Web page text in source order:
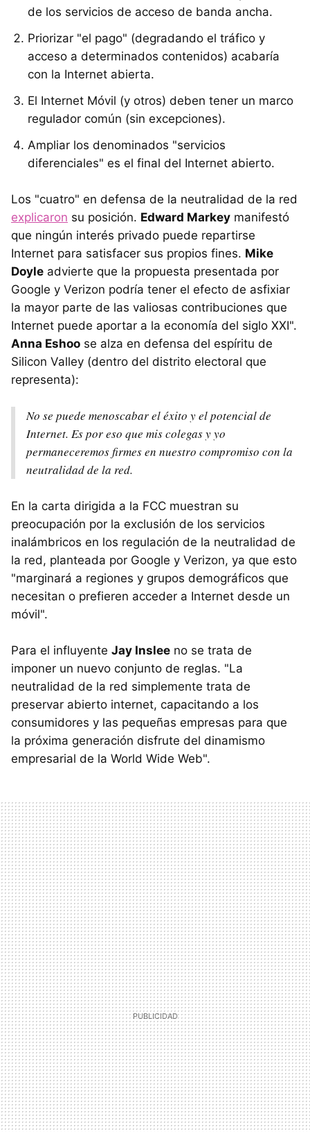
de los servicios de acceso de banda ancha.
Priorizar "el pago" (degradando el tráfico y
acceso a determinados contenidos) acabaría
con la Internet abierta.
El Internet Móvil (y otros) deben tener un marco
regulador común (sin excepciones).
Ampliar los denominados "servicios
diferenciales" es el final del Internet abierto.
Los "cuatro" en defensa de la neutralidad de la red
explicaron su posición. Edward Markey manifestó
que ningún interés privado puede repartirse
Internet para satisfacer sus propios fines. Mike
Doyle advierte que la propuesta presentada por
Google y Verizon podría tener el efecto de asfixiar
la mayor parte de las valiosas contribuciones que
Internet puede aportar a la economía del siglo XXI".
Anna Eshoo se alza en defensa del espíritu de
Silicon Valley (dentro del distrito electoral que
representa):
No se puede menoscabar el éxito y el potencial de
Internet. Es por eso que mis colegas y yo
permaneceremos firmes en nuestro compromiso con la
neutralidad de la red.
En la carta dirigida a la FCC muestran su
preocupación por la exclusión de los servicios
inalámbricos en los regulación de la neutralidad de
la red, planteada por Google y Verizon, ya que esto
"marginará a regiones y grupos demográficos que
necesitan o prefieren acceder a Internet desde un
móvil".
Para el influyente Jay Inslee no se trata de
imponer un nuevo conjunto de reglas. "La
neutralidad de la red simplemente trata de
preservar abierto internet, capacitando a los
consumidores y las pequeñas empresas para que
la próxima generación disfrute del dinamismo
empresarial de la World Wide Web".